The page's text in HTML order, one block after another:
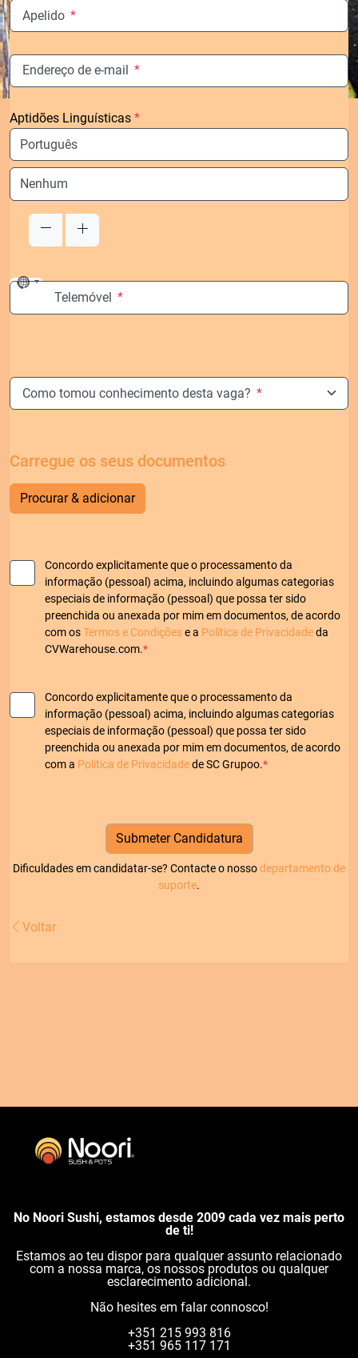
Apelido *
Endereço de e-mail *
Aptidões Linguísticas *
Idioma
Idioma
No
countryTelemóvel *
Como tomou conhecimento desta vaga? *
Carregue os seus documentos
Procurar & adicionar
Concordo explicitamente que o processamento da
informação (pessoal) acima, incluindo algumas categorias
especiais de informação (pessoal) que possa ter sido
preenchida ou anexada por mim em documentos, de acordo
com osTermos e Condiçõese a Política de Privacidadeda
CVWarehouse.com.*
Concordo explicitamente que o processamento da
informação (pessoal) acima, incluindo algumas categorias
especiais de informação (pessoal) que possa ter sido
preenchida ou anexada por mim em documentos, de acordo
com a Política de Privacidadede SC Grupoo.*
Dificuldades em candidatar-se? Contacte o nossodepartamento de
suporte.
Voltar
No Noori Sushi, estamos desde 2009 cada vez mais perto
de ti!
Estamos ao teu dispor para qualquer assunto relacionado
com a nossa marca, os nossos produtos ou qualquer
esclarecimento adicional.
Não hesites em falar connosco!
+351 215 993 816
+351 965 117 171